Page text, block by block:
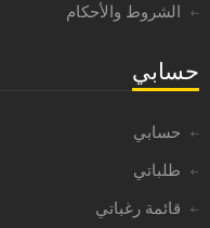
الشروط والأحكام
حسابي
حسابي
طلباتي
قائمة رغباتي